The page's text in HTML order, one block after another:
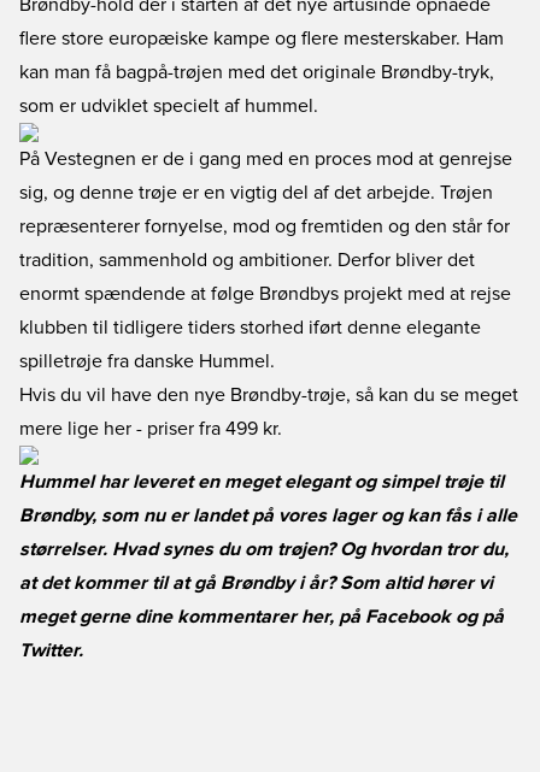
Brøndby-hold der i starten af det nye årtusinde opnåede
flere store europæiske kampe og flere mesterskaber. Ham
kan man få bagpå-trøjen med det originale Brøndby-tryk,
som er udviklet specielt af hummel.
På Vestegnen er de i gang med en proces mod at genrejse
sig, og denne trøje er en vigtig del af det arbejde. Trøjen
repræsenterer fornyelse, mod og fremtiden og den står for
tradition, sammenhold og ambitioner. Derfor bliver det
enormt spændende at følge Brøndbys projekt med at rejse
klubben til tidligere tiders storhed iført denne elegante
spilletrøje fra danske Hummel.
Hvis du vil have den nye Brøndby-trøje, så kan du se meget
mere lige her - priser fra 499 kr.
Hummel har leveret en meget elegant og simpel trøje til
Brøndby, som nu er landet på vores lager og kan fås i alle
størrelser. Hvad synes du om trøjen? Og hvordan tror du,
at det kommer til at gå Brøndby i år? Som altid hører vi
meget gerne dine kommentarer her, på Facebookog på
Twitter.